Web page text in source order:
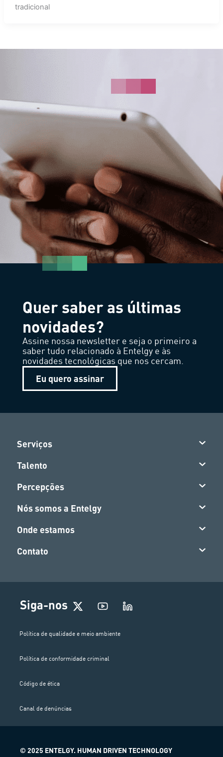
tradicional
Quer saber as últimas
novidades?
Assine nossa newsletter e seja o primeiro a
saber tudo relacionado à Entelgy e às
novidades tecnológicas que nos cercam.
Eu quero assinar
Serviços
Talento
Percepções
Nós somos a Entelgy
Onde estamos
Contato
Siga-nos
Política de qualidade e meio ambiente
Política de conformidade criminal
Código de ética
Canal de denúncias
© 2025 ENTELGY. HUMAN DRIVEN TECHNOLOGY